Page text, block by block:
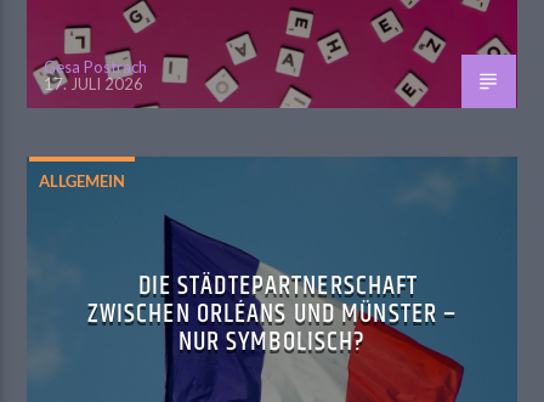
Gesa Postrach
17. JULI 2026
ALLGEMEIN
DIE STÄDTEPARTNERSCHAFT
ZWISCHEN ORLÉANS UND MÜNSTER –
NUR SYMBOLISCH?